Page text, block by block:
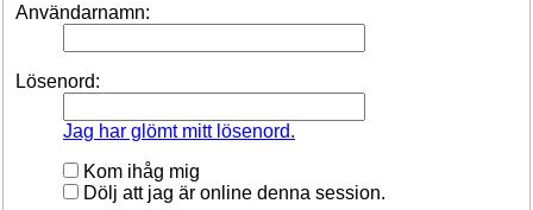
Användarnamn:
Lösenord:
Jag har glömt mitt lösenord.
Kom ihåg mig
Dölj att jag är online denna session.